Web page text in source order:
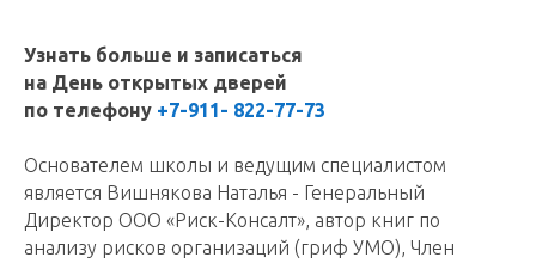
Узнать больше и записаться
на День открытых дверей
по телефону +7-911- 822-77-73
Основателем школы и ведущим специалистом
является Вишнякова Наталья - Генеральный
Директор ООО «Риск-Консалт», автор книг по
анализу рисков организаций (гриф УМО), Член